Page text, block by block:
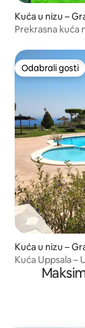
Kuća u nizu –
Prekrasna kuća
Odabrali gosti
Odabrali gosti
Kuća u nizu –
Kuća Uppsala –